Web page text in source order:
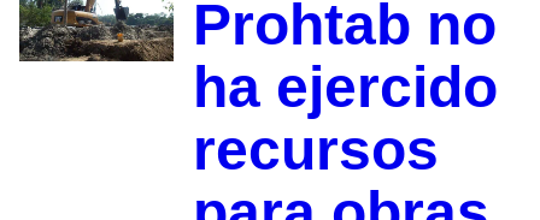
Prohtab no
ha ejercido
recursos